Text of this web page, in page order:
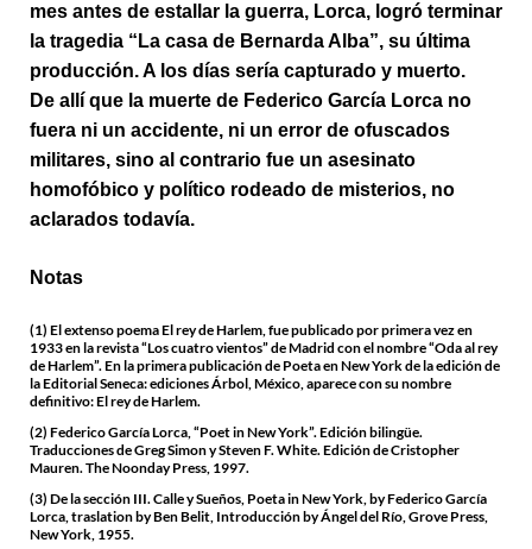
mes antes de estallar la guerra, Lorca, logró terminar
la tragedia “La casa de Bernarda Alba”, su última
producción. A los días sería capturado y muerto.
De allí que la muerte de Federico García Lorca no
fuera ni un accidente, ni un error de ofuscados
militares, sino al contrario fue un asesinato
homofóbico y político rodeado de misterios, no
aclarados todavía.
Notas
(1) El extenso poema El rey de Harlem, fue publicado por primera vez en
1933 en la revista “Los cuatro vientos” de Madrid con el nombre “Oda al rey
de Harlem”. En la primera publicación de Poeta en New York de la edición de
la Editorial Seneca: ediciones Árbol, México, aparece con su nombre
definitivo: El rey de Harlem.
(2) Federico García Lorca, “Poet in New York”. Edición bilingüe.
Traducciones de Greg Simon y Steven F. White. Edición de Cristopher
Mauren. The Noonday Press, 1997.
(3) De la sección III. Calle y Sueños, Poeta in New York, by Federico García
Lorca, traslation by Ben Belit, Introducción by Ángel del Río, Grove Press,
New York, 1955.